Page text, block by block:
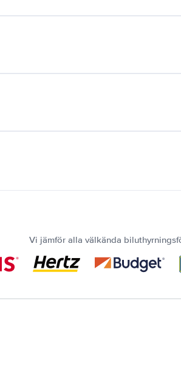
Vi jämför alla välkända